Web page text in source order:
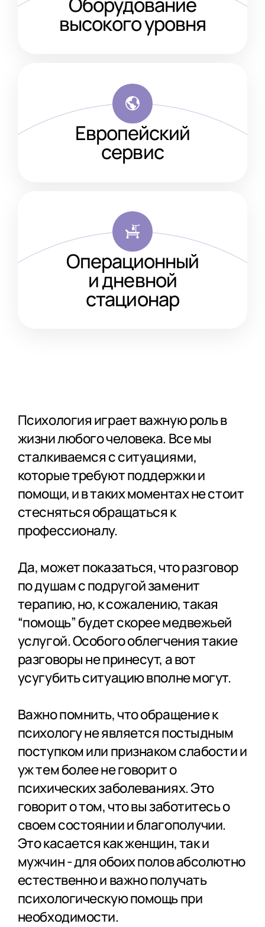
высокого уровня
Европейский
сервис
Операционный
и дневной
стационар
Психология играет важную роль в
жизни любого человека. Все мы
сталкиваемся с ситуациями,
которые требуют поддержки и
помощи, и в таких моментах не стоит
стесняться обращаться к
профессионалу.
Да, может показаться, что разговор
по душам с подругой заменит
терапию, но, к сожалению, такая
“помощь” будет скорее медвежьей
услугой. Особого облегчения такие
разговоры не принесут, а вот
усугубить ситуацию вполне могут.
Важно помнить, что обращение к
психологу не является постыдным
поступком или признаком слабости и
уж тем более не говорит о
психических заболеваниях. Это
говорит о том, что вы заботитесь о
своем состоянии и благополучии.
Это касается как женщин, так и
мужчин - для обоих полов абсолютно
естественно и важно получать
психологическую помощь при
необходимости.